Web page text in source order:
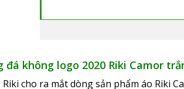
đá không logo 2020 Riki Camor
cho ra mắt dòng sản phẩm áo Riki